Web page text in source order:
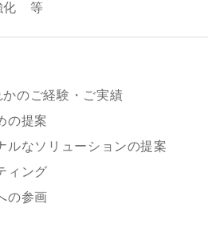
化 等
かのご経験・ご実績
の提案
ルなソリューションの提案
ィング
の参画